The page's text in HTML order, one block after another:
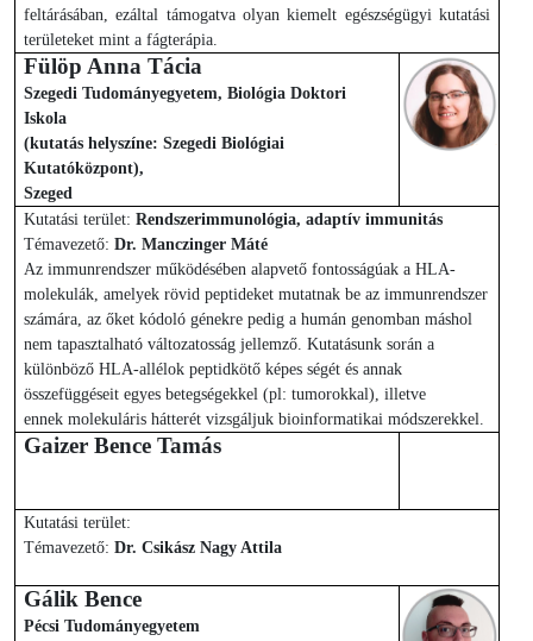
feltárásában, ezáltal támogatva olyan kiemelt egészségügyi kutatási
területeket mint a fágterápia.
Fülöp Anna Tácia
Szegedi Tudományegyetem, Biológia Doktori
Iskola
(kutatás helyszíne: Szegedi Biológiai
Kutatóközpont),
Szeged
Kutatási terület: Rendszerimmunológia, adaptív immunitás
Témavezető: Dr. Manczinger Máté
Az immunrendszer működésében alapvető fontosságúak a HLA-
molekulák, amelyek rövid peptideket mutatnak be az immunrendszer
számára, az őket kódoló génekre pedig a humán genomban máshol
nem tapasztalható változatosság jellemző. Kutatásunk során a
különböző HLA-allélok peptidkötő képes ségét és annak
összefüggéseit egyes betegségekkel (pl: tumorokkal), illetve
ennek molekuláris hátterét vizsgáljuk bioinformatikai módszerekkel.
Gaizer Bence Tamás
Kutatási terület:
Témavezető: Dr. Csikász Nagy Attila
Gálik Bence
Pécsi Tudományegyetem